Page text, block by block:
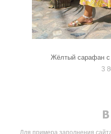
Жёлтый сарафан с
3
Для примера заполнения